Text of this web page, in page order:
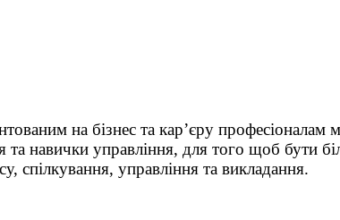
на бізнес та кар’єру
навички управління, для того щоб бути
спілкування, управління та викладання.